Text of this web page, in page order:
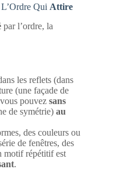
Qui Attire
par l’ordre, la
les reflets (dans
(une façade de
pouvez sans
de symétrie) au
des couleurs ou
de fenêtres, des
motif répétitif est
.